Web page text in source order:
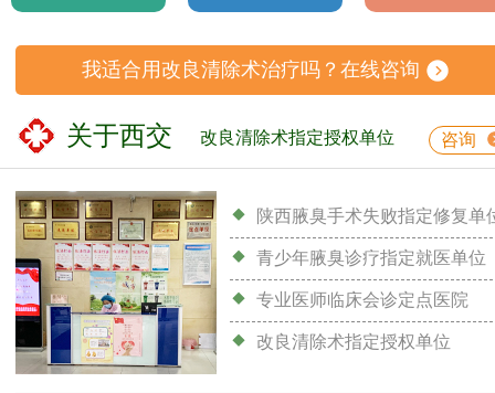
我适合用改良清除术治疗吗？在线咨询
关于西交 改良清除术指定授权单位 咨询
陕西腋臭手术失败指定修复单
青少年腋臭诊疗指定就医单位
专业医师临床会诊定点医院
改良清除术指定授权单位